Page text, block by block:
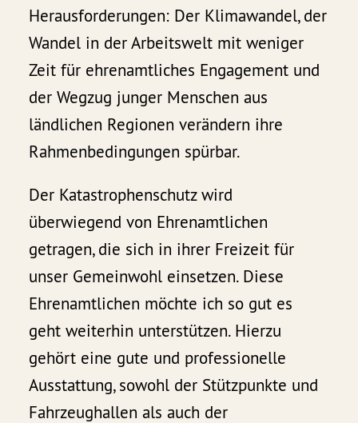
Herausforderungen: Der Klimawandel, der
Wandel in der Arbeitswelt mit weniger
Zeit für ehrenamtliches Engagement und
der Wegzug junger Menschen aus
ländlichen Regionen verändern ihre
Rahmenbedingungen spürbar.
Der Katastrophenschutz wird
überwiegend von Ehrenamtlichen
getragen, die sich in ihrer Freizeit für
unser Gemeinwohl einsetzen. Diese
Ehrenamtlichen möchte ich so gut es
geht weiterhin unterstützen. Hierzu
gehört eine gute und professionelle
Ausstattung, sowohl der Stützpunkte und
Fahrzeughallen als auch der